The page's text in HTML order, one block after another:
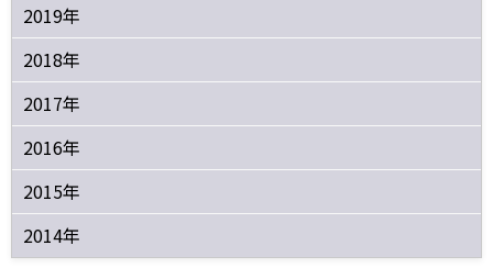
2019年
2018年
2017年
2016年
2015年
2014年